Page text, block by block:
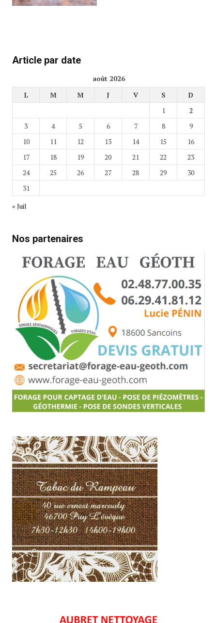
Article par date
août 2026
L
M M J V S
D
1
2
3
4 5 6 7 8
9
10
11 12 13 14 15
16
17
18 19 20 21 22
23
24
25 26 27 28 29
30
31
« Juil
Nos partenaires